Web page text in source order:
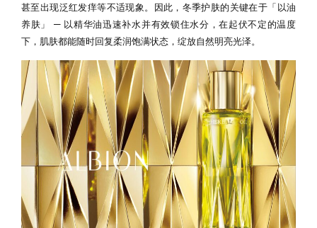
甚至出现泛红发痒等不适现象。因此，冬季护肤的关键在于「以油
养肤」 — 以精华油迅速补水并有效锁住水分，在起伏不定的温度
下，肌肤都能随时回复柔润饱满状态，绽放自然明亮光泽。